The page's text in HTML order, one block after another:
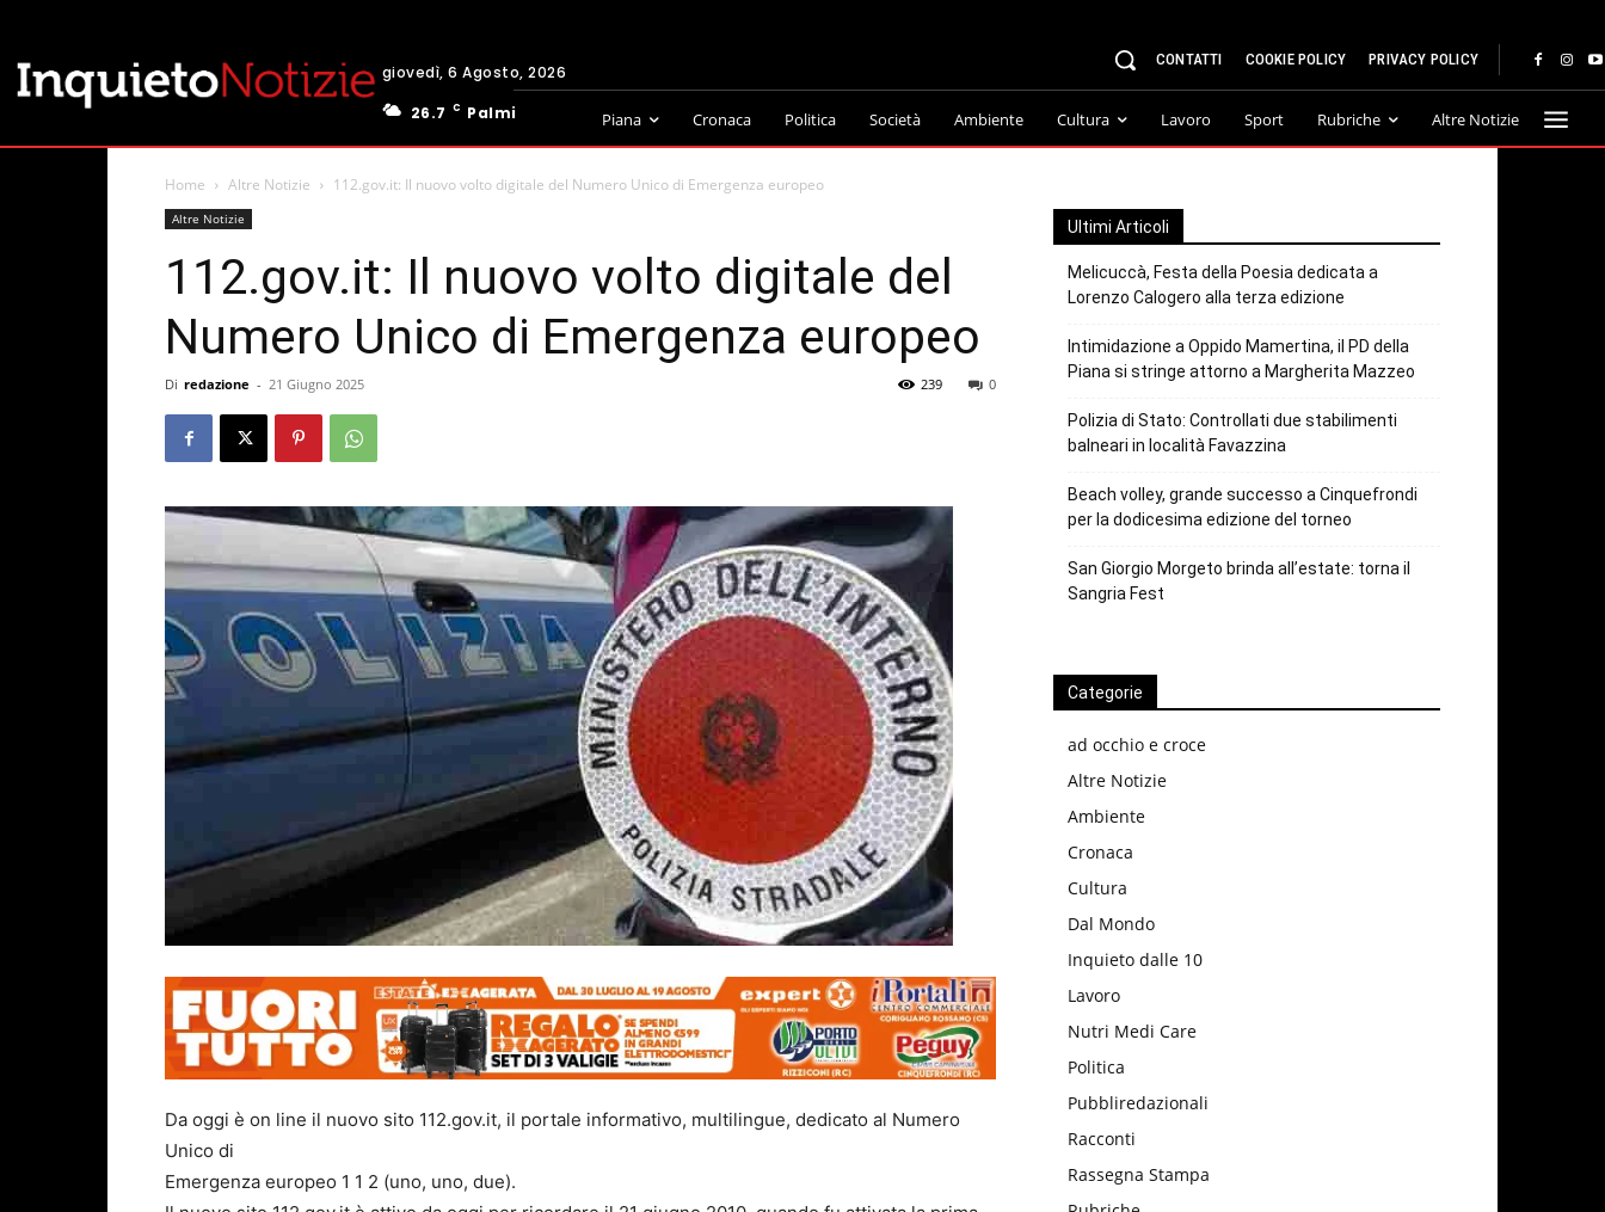
giovedì, 6 Agosto, 2026
26.7
C Palmi
CONTATTI COOKIE POLICY PRIVACY POLICY
Piana Cronaca Politica Società Ambiente Cultura Lavoro Sport Rubriche Altre Notizie
Home Altre Notizie 112.gov.it: Il nuovo volto digitale del Numero Unico di Emergenza europeo
Altre Notizie
112.gov.it: Il nuovo volto digitale del
Numero Unico di Emergenza europeo
Di redazione - 21 Giugno 2025 0
239
Da oggi è on line il nuovo sito 112.gov.it, il portale informativo, multilingue, dedicato al Numero
Unico di
Emergenza europeo 1 1 2 (uno, uno, due).
Ultimi Articoli
Melicuccà, Festa della Poesia dedicata a
Lorenzo Calogero alla terza edizione
Intimidazione a Oppido Mamertina, il PD della
Piana si stringe attorno a Margherita Mazzeo
Polizia di Stato: Controllati due stabilimenti
balneari in località Favazzina
Beach volley, grande successo a Cinquefrondi
per la dodicesima edizione del torneo
San Giorgio Morgeto brinda all’estate: torna il
Sangria Fest
Categorie
ad occhio e croce
Altre Notizie
Ambiente
Cronaca
Cultura
Dal Mondo
Inquieto dalle 10
Lavoro
Nutri Medi Care
Politica
Pubbliredazionali
Racconti
Rassegna Stampa